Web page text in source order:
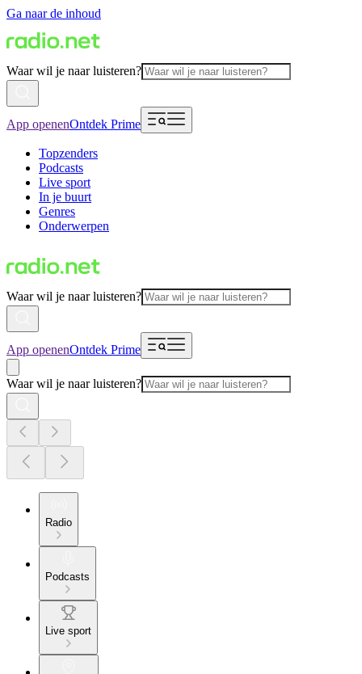
Ga naar de inhoud
Waar wil je naar luisteren?
App openenOntdek Prime
Topzenders
Podcasts
Live sport
In je buurt
Genres
Onderwerpen
Waar wil je naar luisteren?
App openenOntdek Prime
Waar wil je naar luisteren?
Radio
Podcasts
Live sport